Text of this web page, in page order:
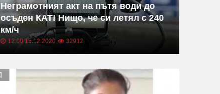
Неграмотният акт на пътя води до
осъден КАТ! Нищо, че си летял с 240
км/ч
12:00 15.12.2020 32912